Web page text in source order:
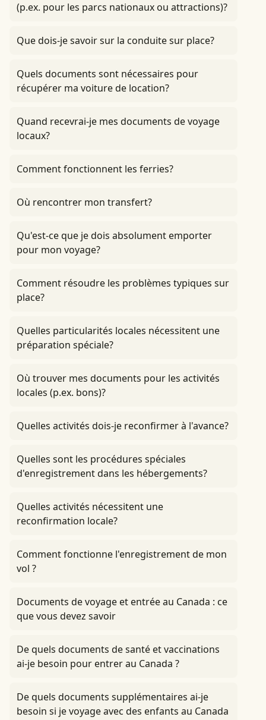
(p.ex. pour les parcs nationaux ou attractions)?
Que dois-je savoir sur la conduite sur place?
Quels documents sont nécessaires pour
récupérer ma voiture de location?
Quand recevrai-je mes documents de voyage
locaux?
Comment fonctionnent les ferries?
Où rencontrer mon transfert?
Qu'est-ce que je dois absolument emporter
pour mon voyage?
Comment résoudre les problèmes typiques sur
place?
Quelles particularités locales nécessitent une
préparation spéciale?
Où trouver mes documents pour les activités
locales (p.ex. bons)?
Quelles activités dois-je reconfirmer à l'avance?
Quelles sont les procédures spéciales
d'enregistrement dans les hébergements?
Quelles activités nécessitent une
reconfirmation locale?
Comment fonctionne l'enregistrement de mon
vol ?
Documents de voyage et entrée au Canada : ce
que vous devez savoir
De quels documents de santé et vaccinations
ai-je besoin pour entrer au Canada ?
De quels documents supplémentaires ai-je
besoin si je voyage avec des enfants au Canada